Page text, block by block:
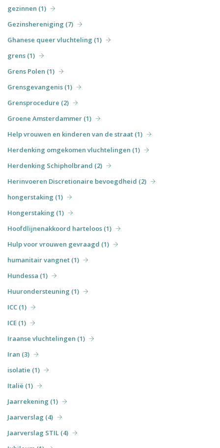
gezinnen (1)
Gezinshereniging (7)
Ghanese queer vluchteling (1)
grens (1)
Grens Polen (1)
Grensgevangenis (1)
Grensprocedure (2)
Groene Amsterdammer (1)
Help vrouwen en kinderen van de straat (1)
Herdenking omgekomen vluchtelingen (1)
Herdenking Schipholbrand (2)
Herinvoeren Discretionaire bevoegdheid (2)
hongerstaking (1)
Hongerstaking (1)
Hoofdlijnenakkoord harteloos (1)
Hulp voor vrouwen gevraagd (1)
humanitair vangnet (1)
Hundessa (1)
Huurondersteuning (1)
ICC (1)
ICE (1)
Iraanse vluchtelingen (1)
Iran (3)
isolatie (1)
Italië (1)
Jaarrekening (1)
Jaarverslag (4)
Jaarverslag STIL (4)